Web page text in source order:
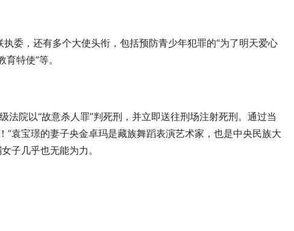
委，还有多个大使头衔，包括预防青少年犯罪的“为了明天爱心
特使”等。
院以“故意杀人罪”判死刑，并立即送往刑场注射死刑。通过当
袁宝璟的妻子央金卓玛是藏族舞蹈表演艺术家，也是中央民族大
子几乎也无能为力。